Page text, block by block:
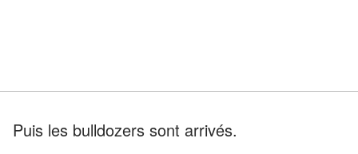
Puis les bulldozers sont arrivés.